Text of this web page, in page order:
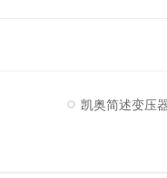
凯奥简述变压